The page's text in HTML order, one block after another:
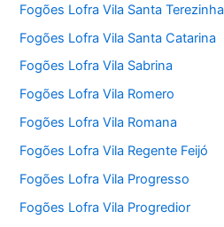
Fogões Lofra Vila Santa Terezinha
Fogões Lofra Vila Santa Catarina
Fogões Lofra Vila Sabrina
Fogões Lofra Vila Romero
Fogões Lofra Vila Romana
Fogões Lofra Vila Regente Feijó
Fogões Lofra Vila Progresso
Fogões Lofra Vila Progredior